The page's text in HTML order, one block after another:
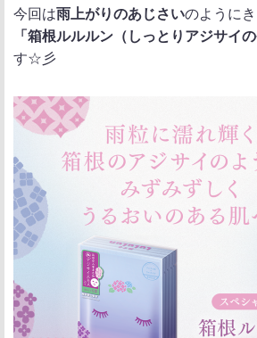
今回は雨上がりのあじさいのように
「箱根ルルルン（しっとりアジサイの
す☆彡